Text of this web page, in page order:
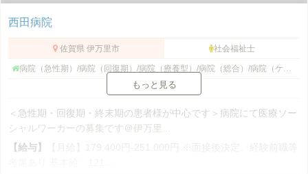
西田病院
佐賀県 伊万里市 社会福祉士
病院（急性期）/病院（回復期）/病院（療養型）/病院（総合）/病院（ケアミックス）/病院（その他）/病院（外来）/病院
常勤
＜急性期・回復期・終末期の患者様が中心です＞病院にて医療ソー
シャルワーカーの募集です＠伊万里...
【給与】
【月給】179,400円-251,000円 ※面接後決定、経験前職等
もっと見る